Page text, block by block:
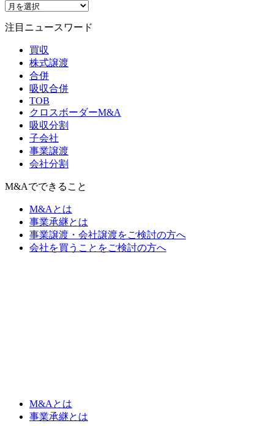
注目ニュースワード
買収
株式譲渡
合併
吸収合併
TOB
クロスボーダーM&A
吸収分割
子会社
事業譲渡
会社分割
M&Aでできること
M&Aとは
事業承継とは
事業譲渡・会社譲渡をご検討の方へ
会社を買うことをご検討の方へ
M&Aとは
事業承継とは